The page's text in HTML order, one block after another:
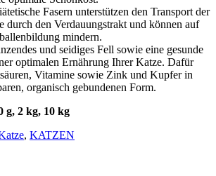
Fasern unterstützen den Transport der
durch den Verdauungstrakt und können auf
mindern.
und seidiges Fell sowie eine gesunde
optimalen Ernährung Ihrer Katze. Dafür
Vitamine sowie Zink und Kupfer in
organisch gebundenen Form.
g, 2 kg, 10 kg
, KATZEN